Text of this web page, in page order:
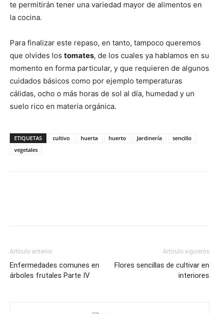
te permitirán tener una variedad mayor de alimentos en
la cocina.
Para finalizar este repaso, en tanto, tampoco queremos
que olvides los tomates, de los cuales ya hablamos en su
momento en forma particular, y que requieren de algunos
cuidados básicos como por ejemplo temperaturas
cálidas, ocho o más horas de sol al día, humedad y un
suelo rico en materia orgánica.
ETIQUETAS cultivo huerta huerto Jardinería
sencillo
vegetales
Artículo anterior
Enfermedades comunes en
árboles frutales Parte IV
Artículo siguiente
Flores sencillas de cultivar en
interiores